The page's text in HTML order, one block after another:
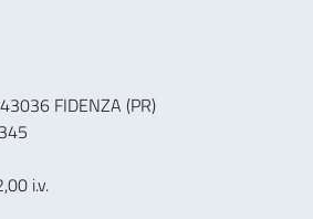
FIDENZA (PR)
i.v.